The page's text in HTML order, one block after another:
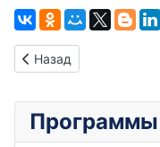
Программы
Предыдущий:
Назад